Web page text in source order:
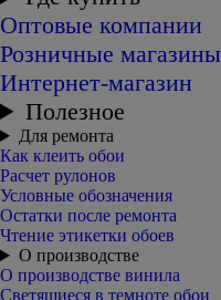
Оптовые компании
Розничные магазины
Интернет-магазин
Полезное
Для ремонта
Как клеить обои
Расчет рулонов
Условные обозначения
Остатки после ремонта
Чтение этикетки обоев
О производстве
О производстве винила
Светящиеся в темноте обои